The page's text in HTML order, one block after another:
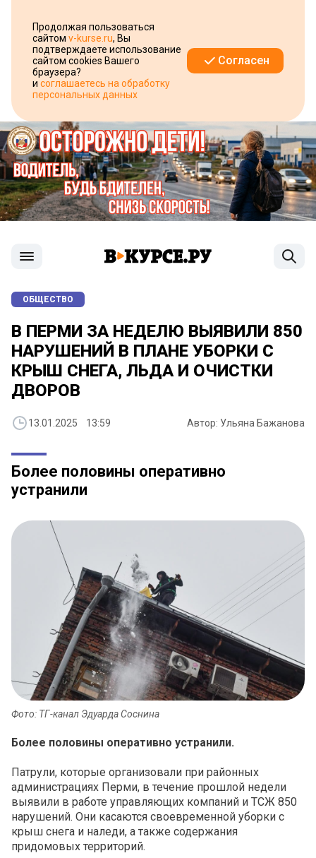
Продолжая пользоваться
сайтом v-kurse.ru, Вы
подтверждаете использование
сайтом cookies Вашего
браузера?
и соглашаетесь на обработку
персональных данных
Согласен
ОБЩЕСТВО
В ПЕРМИ ЗА НЕДЕЛЮ ВЫЯВИЛИ 850
НАРУШЕНИЙ В ПЛАНЕ УБОРКИ С
КРЫШ СНЕГА, ЛЬДА И ОЧИСТКИ
ДВОРОВ
13.01.2025 13:59 Автор: Ульяна Бажанова
Более половины оперативно
устранили
Фото: ТГ-канал Эдуарда Соснина
Более половины оперативно устранили.
Патрули, которые организовали при районных
администрациях Перми, в течение прошлой недели
выявили в работе управляющих компаний и ТСЖ 850
нарушений. Они касаются своевременной уборки с
крыш снега и наледи, а также содержания
придомовых территорий.